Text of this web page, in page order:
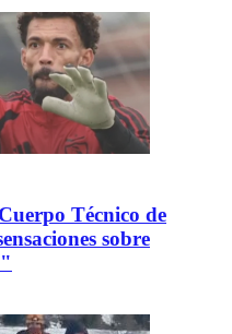
Técnico de
sobre